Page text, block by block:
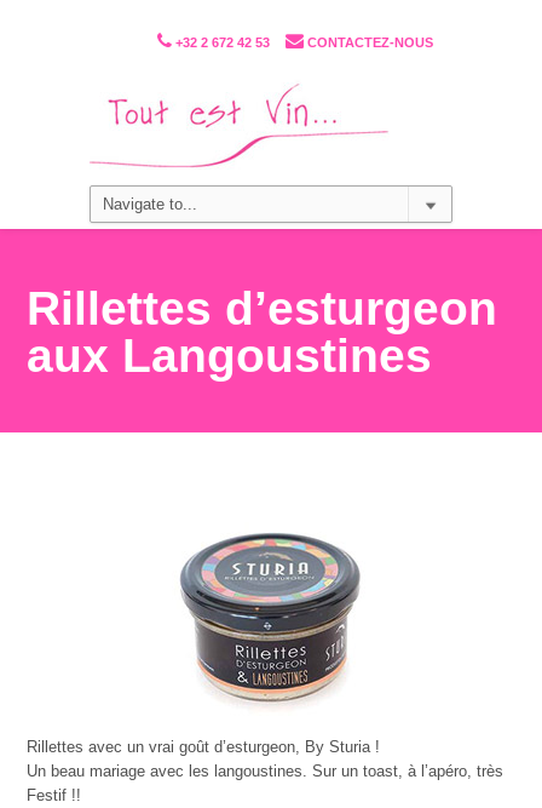
+32 2 672 42 53 CONTACTEZ-NOUS
Rillettes d’esturgeon
aux Langoustines
Rillettes avec un vrai goût d’esturgeon, By Sturia !
Un beau mariage avec les langoustines. Sur un toast, à l’apéro, très
Festif !!